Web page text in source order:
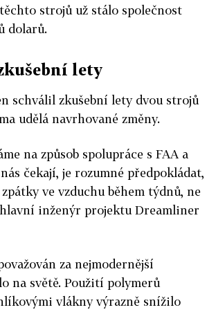
strojů už stálo společnost
dolarů.
lety
schválil zkušební lety dvou strojů
udělá navrhované změny.
na způsob spolupráce s FAA a
čekají, je rozumné předpokládat,
ve vzduchu během týdnů, ne
inženýr projektu Dreamliner
za nejmodernější
na světě. Použití polymerů
vlákny výrazně snížilo